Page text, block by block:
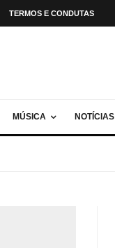
TERMOS E CONDUTAS
MÚSICA NOTÍCIAS